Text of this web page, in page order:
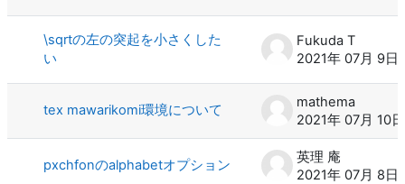
\sqrtの左の突起を小さくした
い
Fukuda T
2021年 07月 9日
tex mawarikomi環境について
mathema
2021年 07月 10日
pxchfonのalphabetオプション
英理 庵
2021年 07月 8日